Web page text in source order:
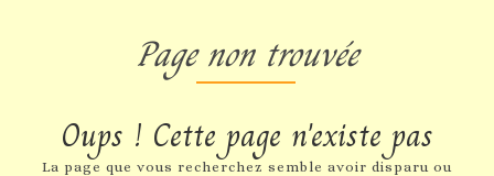
Page non trouvée
Oups ! Cette page n'existe pas
La page que vous recherchez semble avoir disparu ou